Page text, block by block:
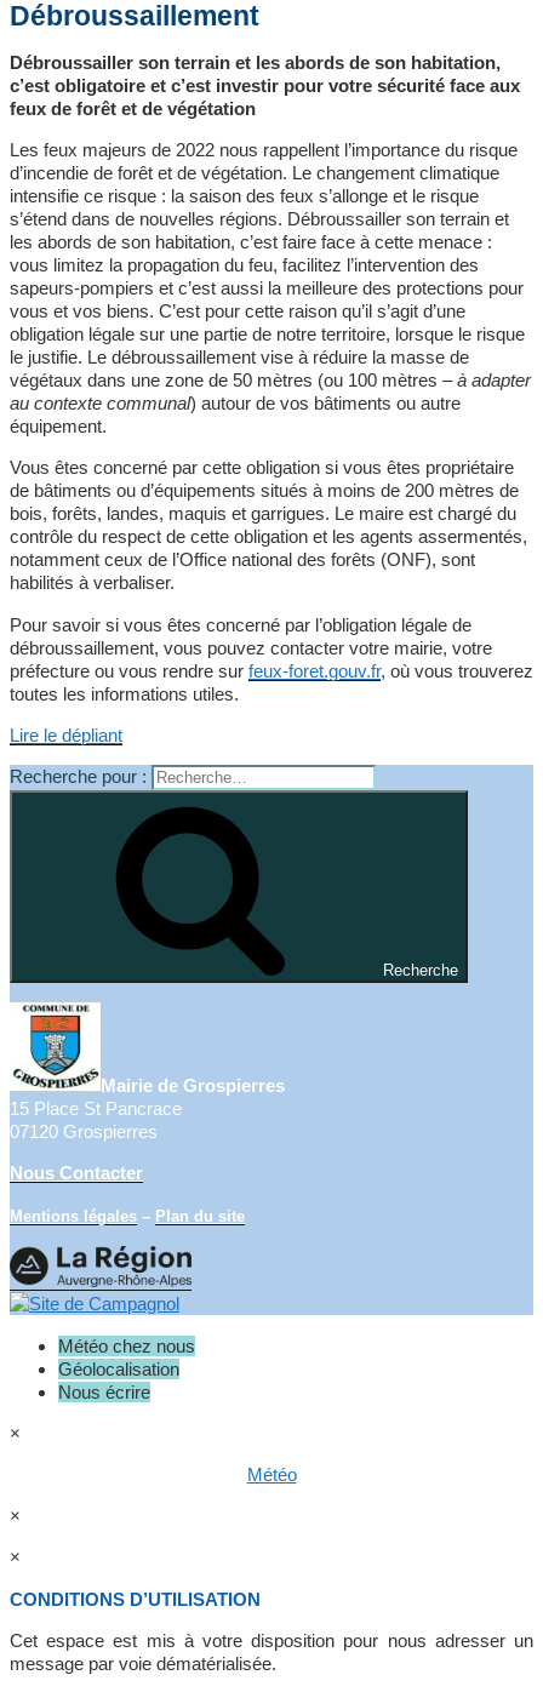
Débroussaillement
Débroussailler son terrain et les abords de son habitation,
c’est obligatoire et c’est investir pour votre sécurité face aux
feux de forêt et de végétation
Les feux majeurs de 2022 nous rappellent l’importance du risque
d’incendie de forêt et de végétation. Le changement climatique
intensifie ce risque : la saison des feux s’allonge et le risque
s’étend dans de nouvelles régions. Débroussailler son terrain et
les abords de son habitation, c’est faire face à cette menace :
vous limitez la propagation du feu, facilitez l’intervention des
sapeurs-pompiers et c’est aussi la meilleure des protections pour
vous et vos biens. C’est pour cette raison qu’il s’agit d’une
obligation légale sur une partie de notre territoire, lorsque le risque
le justifie. Le débroussaillement vise à réduire la masse de
végétaux dans une zone de 50 mètres (ou 100 mètres –à adapter
au contexte communal) autour de vos bâtiments ou autre
équipement.
Vous êtes concerné par cette obligation si vous êtes propriétaire
de bâtiments ou d’équipements situés à moins de 200 mètres de
bois, forêts, landes, maquis et garrigues. Le maire est chargé du
contrôle du respect de cette obligation et les agents assermentés,
notamment ceux de l’Office national des forêts (ONF), sont
habilités à verbaliser.
Pour savoir si vous êtes concerné par l’obligation légale de
débroussaillement, vous pouvez contacter votre mairie, votre
préfecture ou vous rendre sur feux-foret.gouv.fr, où vous trouverez
toutes les informations utiles.
Lire le dépliant
Recherche pour :
Recherche
Mairie de Grospierres
15 Place St Pancrace
07120 Grospierres
Nous Contacter
Mentions légales – Plan du site
Météo chez nous
Géolocalisation
Nous écrire
×
Météo
×
×
CONDITIONS D’UTILISATION
Cet espace est mis à votre disposition pour nous adresser un
message par voie dématérialisée.